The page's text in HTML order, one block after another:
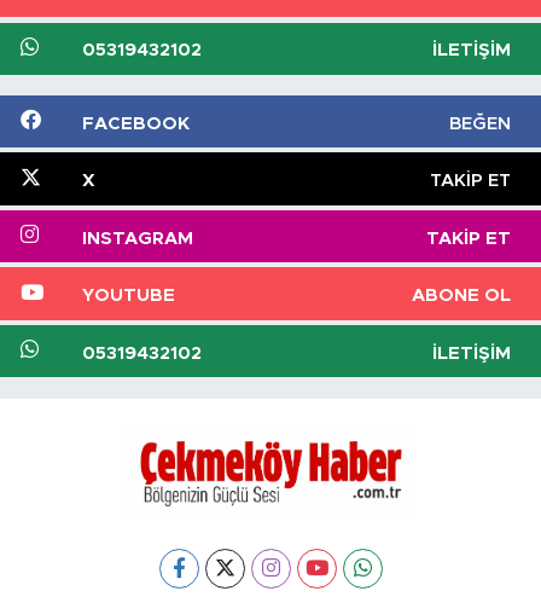
05319432102 İLETIŞIM
FACEBOOK BEĞEN
X TAKIP ET
INSTAGRAM TAKIP ET
YOUTUBE ABONE OL
05319432102 İLETIŞIM